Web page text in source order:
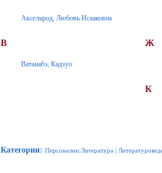
Аксельрод, Любовь Исааковна
В
Ватанабэ, Кадзуо
Ж
К
Категории: Персоналии:Литература